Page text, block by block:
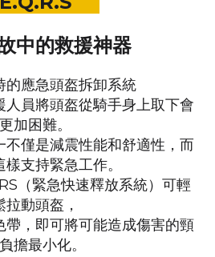
中的救援神器
的應急頭盔拆卸系統
人員將頭盔從騎手身上取下會
更加困難。
僅是減震性能和舒適性， 而
樣支持緊急工作。
（緊急快速釋放系統）可輕
拉動頭盔，
帶，即可將可能造成傷害的頸
擔最小化。